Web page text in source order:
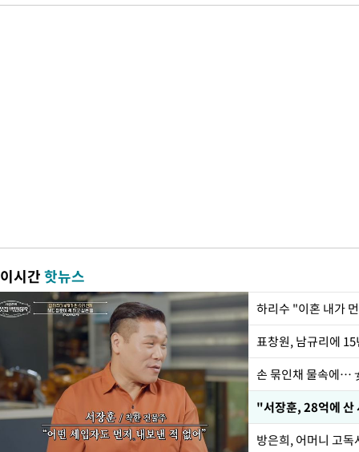
이시간핫뉴스
하리수 "이혼 내가
손 묶인채 물속에…
"서장훈, 28억에 산
방은희, 어머니 고